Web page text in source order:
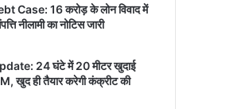
Case: 16 करोड़ के लोन विवाद में
नीलामी का नोटिस जारी
24 घंटे में 20 मीटर खुदाई
खुद ही तैयार करेगी कंक्रीट की